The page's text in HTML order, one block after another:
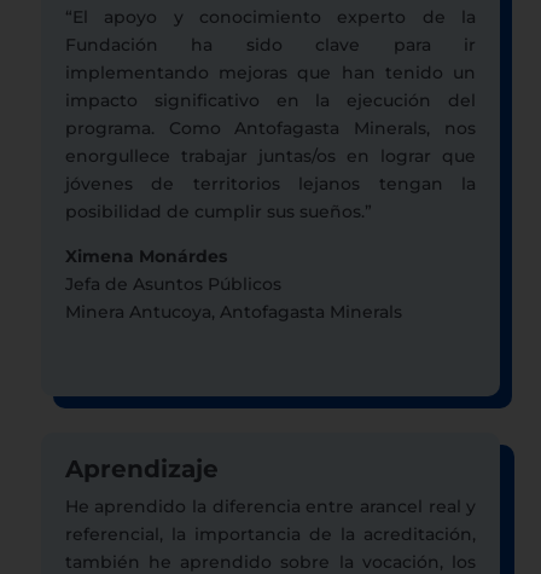
“El apoyo y conocimiento experto de la
Fundación ha sido clave para ir
implementando mejoras que han tenido un
impacto significativo en la ejecución del
programa. Como Antofagasta Minerals, nos
enorgullece trabajar juntas/os en lograr que
jóvenes de territorios lejanos tengan la
posibilidad de cumplir sus sueños.”
Ximena Monárdes
Jefa de Asuntos Públicos
Minera Antucoya, Antofagasta Minerals
Aprendizaje
He aprendido la diferencia entre arancel real y
referencial, la importancia de la acreditación,
también he aprendido sobre la vocación, los